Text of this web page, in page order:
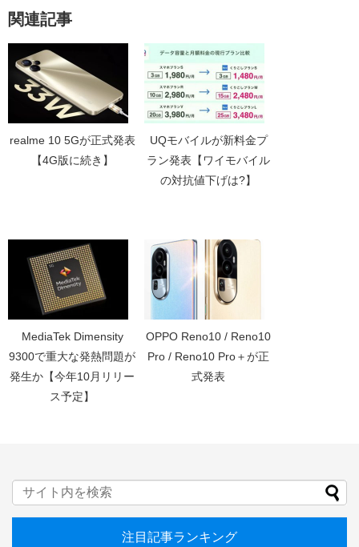
関連記事
realme 10 5Gが正式発表
【4G版に続き】
UQモバイルが新料金プ
ラン発表【ワイモバイル
の対抗値下げは?】
MediaTek Dimensity
9300で重大な発熱問題が
発生か【今年10月リリー
ス予定】
OPPO Reno10 / Reno10
Pro / Reno10 Pro＋が正
式発表
注目記事ランキング